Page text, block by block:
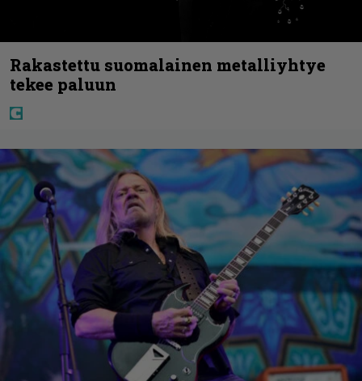
Rakastettu suomalainen metalliyhtye
tekee paluun